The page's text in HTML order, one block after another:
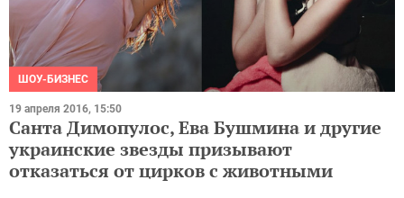
ШОУ-БИЗНЕС
19 апреля 2016, 15:50
Санта Димопулос, Ева Бушмина и другие
украинские звезды призывают
отказаться от цирков с животными